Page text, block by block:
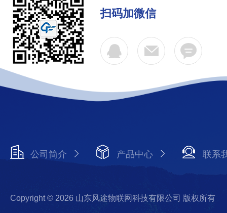
扫码加微信
公司简介 产品中心 联系
Copyright © 2026 山东风途物联网科技有限公司 版权所有